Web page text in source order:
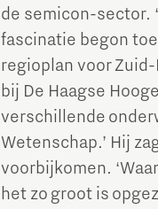
de semicon-sector.
fascinatie begon
regioplan voor
bij De Haagse
verschillende
Wetenschap.’ Hij
voorbijkomen.
het zo groot is